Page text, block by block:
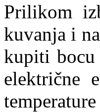
Prilikom
kuvanja i
kupiti
električne